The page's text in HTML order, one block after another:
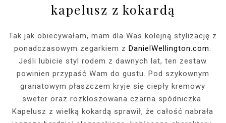
kapelusz z kokardą
Tak jak obiecywałam, mam dla Was kolejną stylizację z
ponadczasowym zegarkiem zDanielWellington.com.
Jeśli lubicie styl rodem z dawnych lat, ten zestaw
powinien przypaść Wam do gustu. Pod szykownym
granatowym płaszczem kryje się ciepły kremowy
sweter oraz rozkloszowana czarna spódniczka.
Kapelusz z wielką kokardą sprawił, że całość nabrała